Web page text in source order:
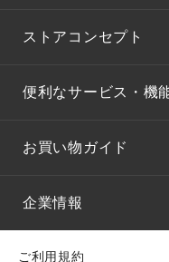
ストアコンセプト
便利なサービス・機
お買い物ガイド
企業情報
ご利用規約